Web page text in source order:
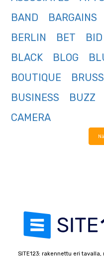
BAND
BARGAINS
BERLIN
BET BID
BLACK
BLOG
BOUTIQUE
BUSINESS
BUZZ
CAMERA
SITE123: rakennettu eri